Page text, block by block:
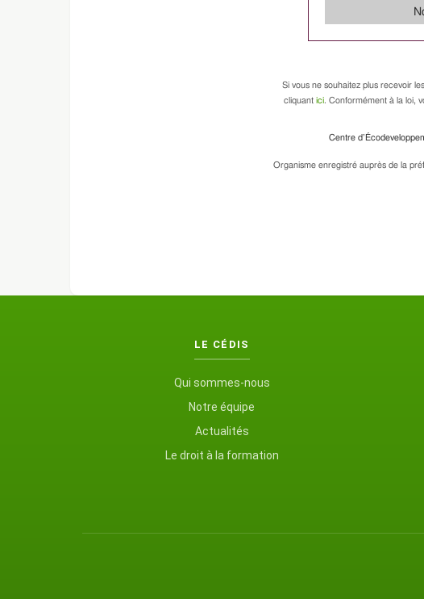
Si vous ne souhaitez plus recevoir
cliquant ici. Conformément à la loi,
Centre
Organisme enregistré auprès de la
LE CÉDIS
Qui sommes-nous
Notre équipe
Actualités
Le droit à la formation